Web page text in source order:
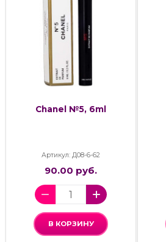
Chanel №5, 6ml
Артикул: Д08-6-62
90.00 руб.
В КОРЗИНУ